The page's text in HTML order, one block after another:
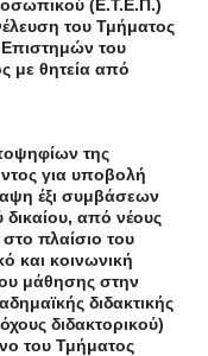
(Ε.Τ.Ε.Π.)
του Τμήματος
του
με θητεία από
της
για υποβολή
έξι συμβάσεων
δικαίου, από νέους
πλαίσιο του
και κοινωνική
μάθησης στην
διδακτικής
διδακτορικού)
του Τμήματος